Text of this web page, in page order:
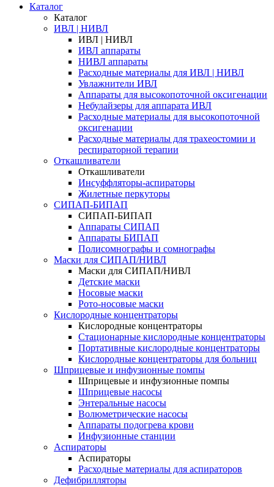
Каталог
Каталог
ИВЛ | НИВЛ
ИВЛ | НИВЛ
ИВЛ аппараты
НИВЛ аппараты
Расходные материалы для ИВЛ | НИВЛ
Увлажнители ИВЛ
Аппараты для высокопоточной оксигенации
Небулайзеры для аппарата ИВЛ
Расходные материалы для высокопоточной
оксигенации
Расходные материалы для трахеостомии и
респираторной терапии
Откашливатели
Откашливатели
Инсуффляторы-аспираторы
Жилетные перкуторы
CИПАП-БИПАП
CИПАП-БИПАП
Аппараты СИПАП
Аппараты БИПАП
Полисомнографы и сомнографы
Маски для СИПАП/НИВЛ
Маски для СИПАП/НИВЛ
Детские маски
Носовые маски
Рото-носовые маски
Кислородные концентраторы
Кислородные концентраторы
Стационарные кислородные концентраторы
Портативные кислородные концентраторы
Кислородные концентраторы для больниц
Шприцевые и инфузионные помпы
Шприцевые и инфузионные помпы
Шприцевые насосы
Энтеральные насосы
Волюметрические насосы
Аппараты подогрева крови
Инфузионные станции
Аспираторы
Аспираторы
Расходные материалы для аспираторов
Дефибрилляторы